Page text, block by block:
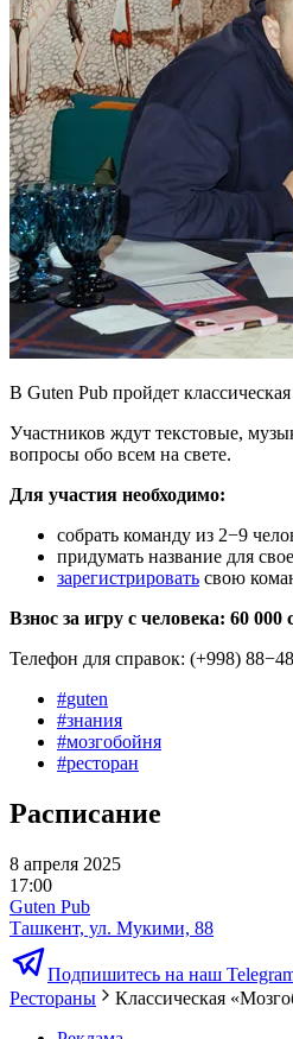
В Guten Pub пройдет
Участников ждут текстовые,
вопросы обо всем на свете.
Для участия необходимо:
собрать команду из 2−9
придумать название для
зарегистрировать свою
Взнос за игру с человека: 60 000
Телефон для справок: (+998)
#guten
#знания
#мозгобойня
#ресторан
Расписание
8 апреля 2025
17:00
Guten Pub
Ташкент, ул. Мукими, 88
Подпишитесь на наш
Рестораны
Классическая